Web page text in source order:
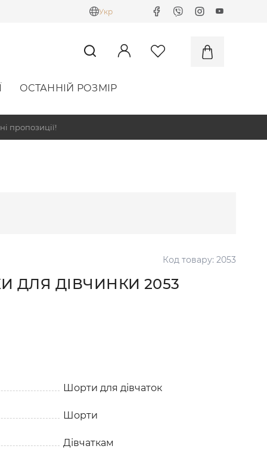
Укр
ОСТАННІЙ РОЗМІР
пропозиції!
Код товару: 2053
ДЛЯ ДІВЧИНКИ 2053
Шорти для дівчаток
Шорти
Дівчаткам